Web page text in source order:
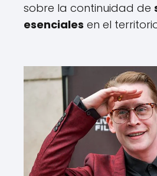
sobre la continuidad de
esenciales en el